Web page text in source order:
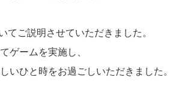
ご説明させていただきました。
ゲームを実施し、
いひと時をお過ごしいただきました。